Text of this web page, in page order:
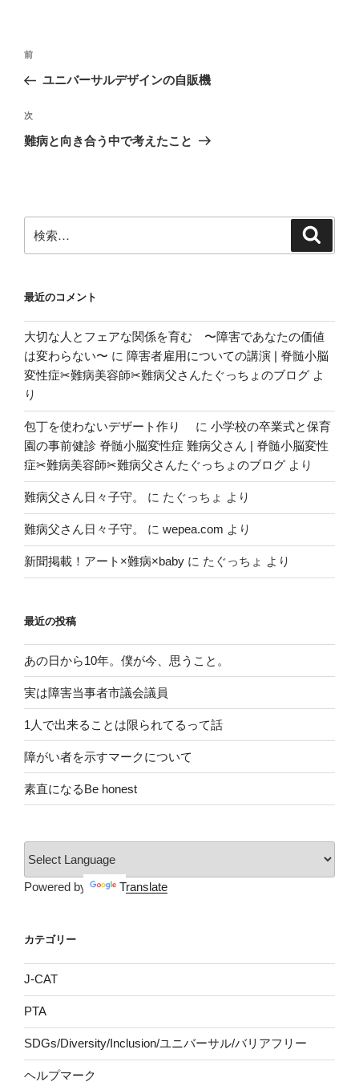
投
ナ
ビ
ゲ
ン
前
の
稿
前
ユニバーサルデザインの自販機
次
の
次
難病と向き合う中で考えたこと
索:
最近のコメント
大切な人とフェアな関係を育む 〜障害であなたの価値
は変わらない〜 に 障害者雇用についての講演 | 脊髄小脳
変性症✂︎難病美容師✂︎難病父さんたぐっちょのブログ よ
り
包丁を使わないデザート作り に 小学校の卒業式と保育
園の事前健診 脊髄小脳変性症 難病父さん | 脊髄小脳変性
症✂︎難病美容師✂︎難病父さんたぐっちょのブログ より
難病父さん日々子守。 に たぐっちょ より
難病父さん日々子守。 に wepea.com より
新聞掲載！アート×難病×baby に たぐっちょ より
最近の投稿
あの日から10年。僕が今、思うこと。
実は障害当事者市議会議員
1人で出来ることは限られてるって話
障がい者を示すマークについて
素直になるBe honest
Powered by Translate
カテゴリー
J-CAT
PTA
SDGs/Diversity/Inclusion/ユニバーサル/バリアフリー
ヘルプマーク